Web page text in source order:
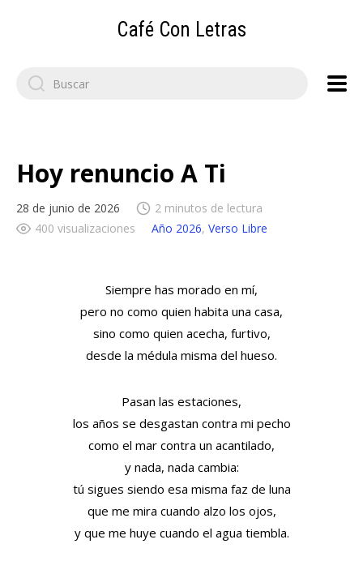
Café Con Letras
Search
for:
Hoy renuncio A Ti
28 de junio de 2026
2 minutos de lectura
400 visualizaciones
Año 2026, Verso Libre
Siempre has morado en mí,
pero no como quien habita una casa,
sino como quien acecha, furtivo,
desde la médula misma del hueso.
Pasan las estaciones,
los años se desgastan contra mi pecho
como el mar contra un acantilado,
y nada, nada cambia:
tú sigues siendo esa misma faz de luna
que me mira cuando alzo los ojos,
y que me huye cuando el agua tiembla.